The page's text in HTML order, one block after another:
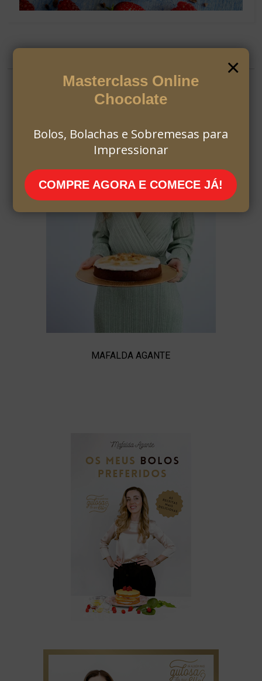
MAFALDA AGANTE
×
Masterclass Online
Chocolate
Bolos, Bolachas e Sobremesas para
Impressionar
COMPRE AGORA E COMECE JÁ!